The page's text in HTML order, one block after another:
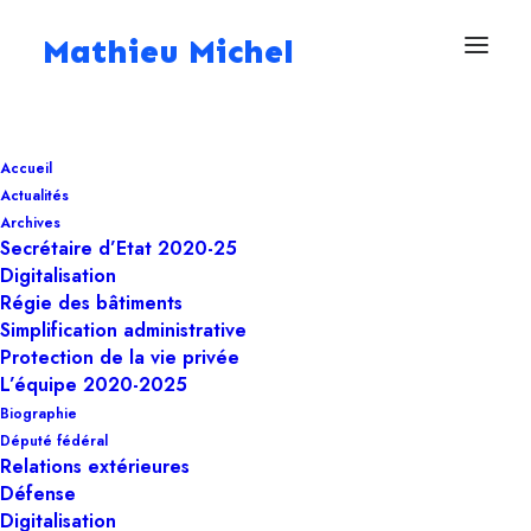
Mathieu Michel
Accueil
Actualités
Archives
Secrétaire d’Etat 2020-25
Digitalisation
Régie des bâtiments
Simplification administrative
Protection de la vie privée
L’équipe 2020-2025
Biographie
Député fédéral
Relations extérieures
Défense
Digitalisation
Menaces hybrides : ma
proposition de loi
pour agir vite sans
renoncer aux processus
démocratiques
Cybersécurité
fédéral